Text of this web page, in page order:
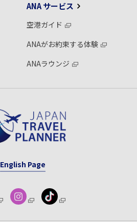
ANA サービス
空港ガイド
ANAがお約束する体験
ANAラウンジ
English Page